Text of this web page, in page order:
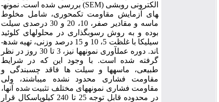
الکترونی روبشی (SEM) بررسی شده است. نمونه­
های آزمایش مقاومت تک­محوری، شامل مخلوط
ماسه و مقادیر صفر، 10، 20 و 30 درصدی سیلت
بوده و به روش رسوب­گذاری در محلول­های کلوئید
سیلیکا با غلظت 5، 10 و 15 درصد وزنی، تهیه شده­
اند. دوره عمل­آوری نمونه­ها نیز، 3 تا 30 روز در نظر
گرفته شده است. با وجود این که در شرایط
طبیعی، ماسه­ها و سیلت­ ها فاقد چسبندگی و
مقاومت فشاری محدود نشده می­باشند، ولی
مقاومت فشاری نمونه­های مختلف تثبیت شده آن­ها،
در محدوده قابل توجه 25 تا 240 کیلوپاسکال قرار